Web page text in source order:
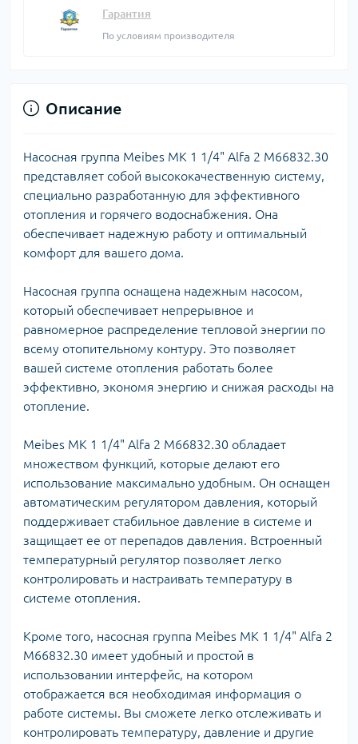
Гарантия
По условиям производителя
Описание
Насосная группа Meibes MK 1 1/4" Alfa 2 M66832.30
представляет собой высококачественную систему,
специально разработанную для эффективного
отопления и горячего водоснабжения. Она
обеспечивает надежную работу и оптимальный
комфорт для вашего дома.
Насосная группа оснащена надежным насосом,
который обеспечивает непрерывное и
равномерное распределение тепловой энергии по
всему отопительному контуру. Это позволяет
вашей системе отопления работать более
эффективно, экономя энергию и снижая расходы на
отопление.
Meibes MK 1 1/4" Alfa 2 M66832.30 обладает
множеством функций, которые делают его
использование максимально удобным. Он оснащен
автоматическим регулятором давления, который
поддерживает стабильное давление в системе и
защищает ее от перепадов давления. Встроенный
температурный регулятор позволяет легко
контролировать и настраивать температуру в
системе отопления.
Кроме того, насосная группа Meibes MK 1 1/4" Alfa 2
M66832.30 имеет удобный и простой в
использовании интерфейс, на котором
отображается вся необходимая информация о
работе системы. Вы сможете легко отслеживать и
контролировать температуру, давление и другие